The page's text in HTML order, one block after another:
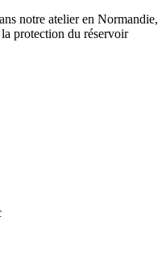
notre atelier en Normandie,
protection du réservoir